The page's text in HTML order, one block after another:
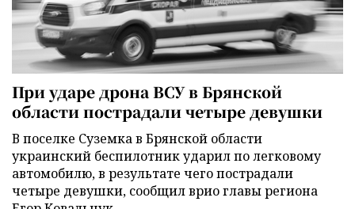
При ударе дрона ВСУ в Брянской
области пострадали четыре девушки
В поселке Суземка в Брянской области
украинский беспилотник ударил по легковому
автомобилю, в результате чего пострадали
четыре девушки, сообщил врио главы региона